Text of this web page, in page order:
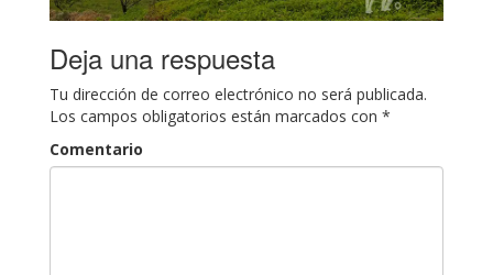
Deja una respuesta
Tu dirección de correo electrónico no será publicada.
Los campos obligatorios están marcados con *
Comentario